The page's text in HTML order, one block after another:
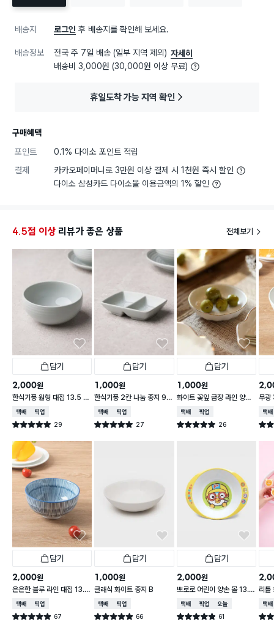
배송지 로그인 후 배송지를 확인해 보세요.
배송정보 전국 주 7일 배송 (일부 지역 제외) 자세히
배송비 3,000원 (30,000원 이상 무료)
휴일도착 가능 지역 확인
구매혜택
포인트
0.1% 다이소 포인트 적립
결제
카카오페이머니로 3만원 이상 결제 시 1천원 즉시 할인
다이소 삼성카드 다이소몰 이용금액의 1% 할인
4.5점 이상 리뷰가 좋은 상품 전체보기
담기
2,000원
한식기풍 원형 대접 13.5 c
m
택배배송매장픽업
별점 5.0점 29
건 작성
담기
1,000원
한식기풍 2칸 나눔 종지 9 c
m
택배배송매장픽업
별점 5.0점 27
건 작성
담기
1,000원
화이트 꽃잎 금장 라인 양각
종지 10 cm
택배배송매장픽업
별점 5.0점 26
건 작성
무광
접
택배
별점
담기
2,000원
은은한 블루 라인 대접 13.5
cm
택배배송매장픽업
별점 4.9점 67
건 작성
담기
1,000원
클래식 화이트 종지 B
택배배송매장픽업
별점 4.9점 66
건 작성
담기
2,000원
뽀로로 어린이 양손 볼 13.5
cm 그린
택배배송매장픽업오늘배송
별점 4.9점 61
건 작성
리틀
피
택배
별점